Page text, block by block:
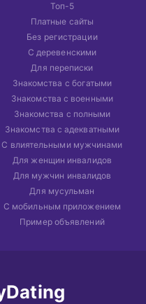
Топ-5
Платные сайты
Без регистрации
С деревенскими
Для переписки
Знакомства с богатыми
Знакомства с военными
Знакомства с полными
Знакомства с адекватными
С влиятельными мужчинами
Для женщин инвалидов
Для мужчин инвалидов
Для мусульман
С мобильным приложением
Пример объявлений
Dating